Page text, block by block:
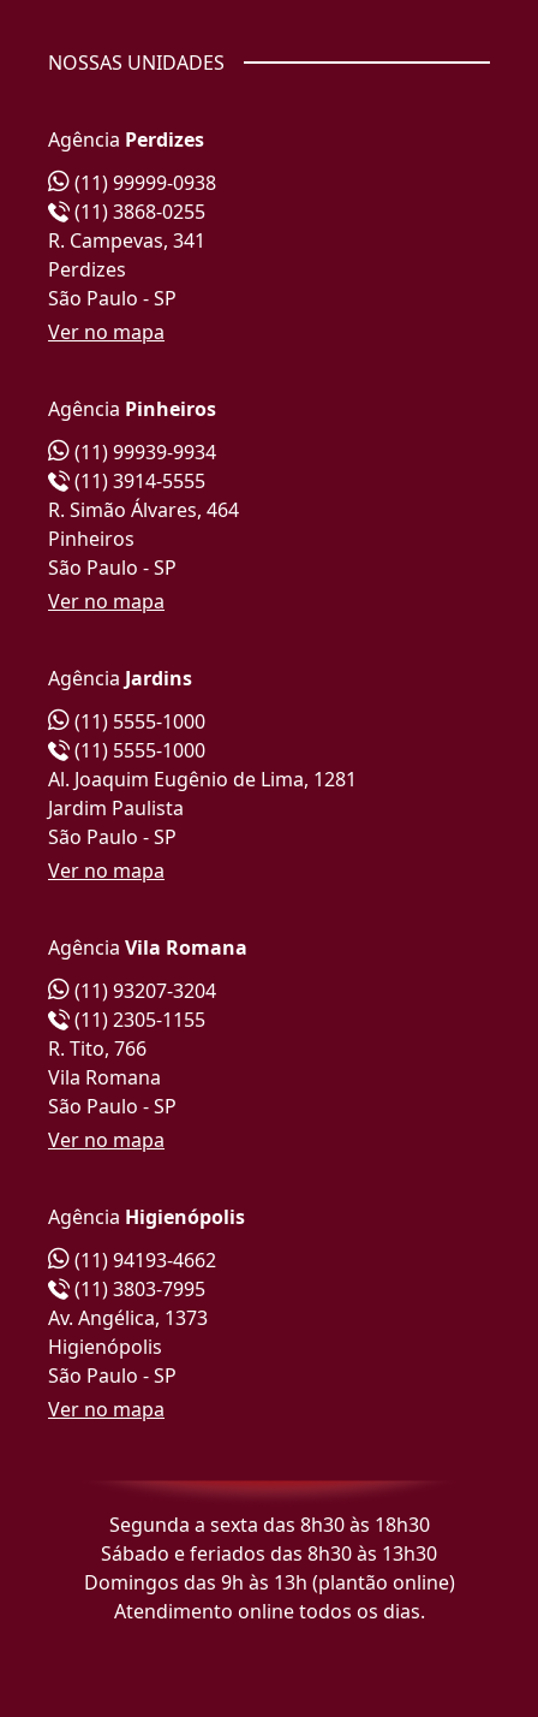
NOSSAS UNIDADES
Agência Perdizes
(11) 99999-0938
(11) 3868-0255
R. Campevas, 341
Perdizes
São Paulo - SP
Ver no mapa
Agência Pinheiros
(11) 99939-9934
(11) 3914-5555
R. Simão Álvares, 464
Pinheiros
São Paulo - SP
Ver no mapa
Agência Jardins
(11) 5555-1000
(11) 5555-1000
Al. Joaquim Eugênio de Lima, 1281
Jardim Paulista
São Paulo - SP
Ver no mapa
Agência Vila Romana
(11) 93207-3204
(11) 2305-1155
R. Tito, 766
Vila Romana
São Paulo - SP
Ver no mapa
Agência Higienópolis
(11) 94193-4662
(11) 3803-7995
Av. Angélica, 1373
Higienópolis
São Paulo - SP
Ver no mapa
Segunda a sexta das 8h30 às 18h30
Sábado e feriados das 8h30 às 13h30
Domingos das 9h às 13h (plantão online)
Atendimento online todos os dias.